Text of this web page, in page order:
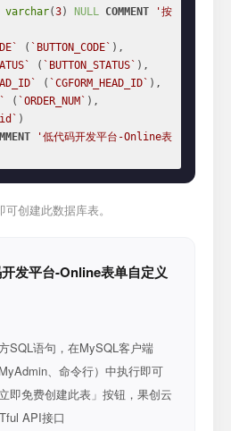
varchar(3) NULL COMMENT
'按
( `BUTTON_CODE` ),
( `BUTTON_STATUS` ),
( `CGFORM_HEAD_ID` ),
( `ORDER_NUM` ),
)
'低代码开发平台-Online表
创建此数据库表。
发平台-Online表单自定义
SQL语句，在MySQL客户端
、命令行）中执行即可
即免费创建此表」按钮，果创云
API接口